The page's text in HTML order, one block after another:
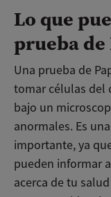
Lo que
prueba
Una prueba de
tomar células del
bajo un
anormales. Es
importante, ya
pueden informar
acerca de tu